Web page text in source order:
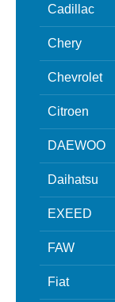
Cadillac
Chery
Chevrolet
Citroen
DAEWOO
Daihatsu
EXEED
FAW
Fiat